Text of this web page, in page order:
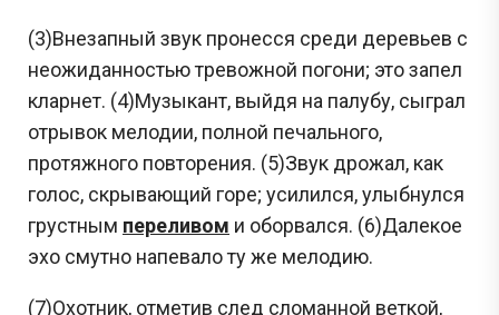
(3)Внезапный звук пронесся среди деревьев с
неожиданностью тревожной погони; это запел
кларнет. (4)Музыкант, выйдя на палубу, сыграл
отрывок мелодии, полной печального,
протяжного повторения. (5)Звук дрожал, как
голос, скрывающий горе; усилился, улыбнулся
грустным переливом и оборвался. (6)Далекое
эхо смутно напевало ту же мелодию.
(7)Охотник, отметив след сломанной веткой,